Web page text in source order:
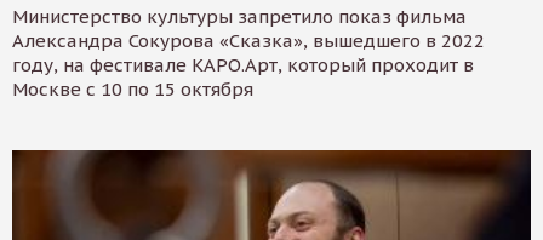
Министерство культуры запретило показ фильма
Александра Сокурова «Сказка», вышедшего в 2022
году, на фестивале КАРО.Арт, который проходит в
Москве с 10 по 15 октября